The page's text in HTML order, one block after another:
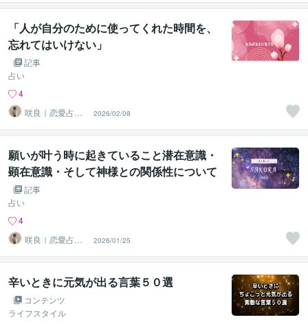
「人が自分のために使ってくれた時間を、
忘れてはいけない」
記事
占い
4
咲良｜恋愛占い
心導師
2026/02/08
願いが叶う時に起きていること潜在意識・
顕在意識・そして神様との関係性について
考えてみた
記事
占い
4
咲良｜恋愛占い
心導師
2026/01/25
辛いときに元気が出る言葉５０選
コンテンツ
ライフスタイル